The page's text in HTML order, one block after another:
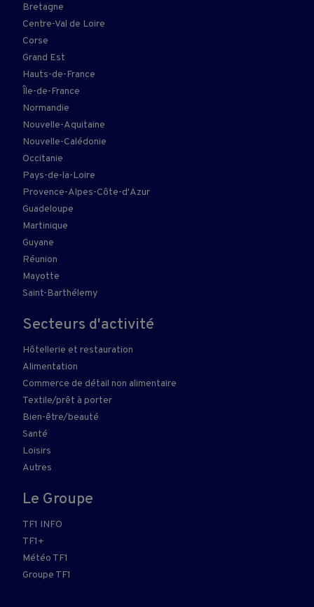
Bretagne
Centre-Val de Loire
Corse
Grand Est
Hauts-de-France
Île-de-France
Normandie
Nouvelle-Aquitaine
Nouvelle-Calédonie
Occitanie
Pays-de-la-Loire
Provence-Alpes-Côte-d'Azur
Guadeloupe
Martinique
Guyane
Réunion
Mayotte
Saint-Barthélemy
Secteurs d'activité
Hôtellerie et restauration
Alimentation
Commerce de détail non alimentaire
Textile/prêt à porter
Bien-être/beauté
Santé
Loisirs
Autres
Le Groupe
TF1 INFO
TF1+
Météo TF1
Groupe TF1